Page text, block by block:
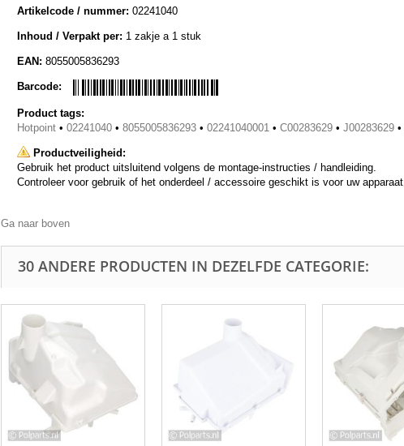
Artikelcode / nummer: 02241040
Inhoud / Verpakt per: 1 zakje a 1 stuk
EAN: 8055005836293
Barcode:
Product tags:
Hotpoint • 02241040 • 8055005836293 • 02241040001 • C00283629 • J00283629 •
Productveiligheid:
Gebruik het product uitsluitend volgens de montage-instructies / handleiding.
Controleer voor gebruik of het onderdeel / accessoire geschikt is voor uw apparaat.
Ga naar boven
30 ANDERE PRODUCTEN IN DEZELFDE CATEGORIE: